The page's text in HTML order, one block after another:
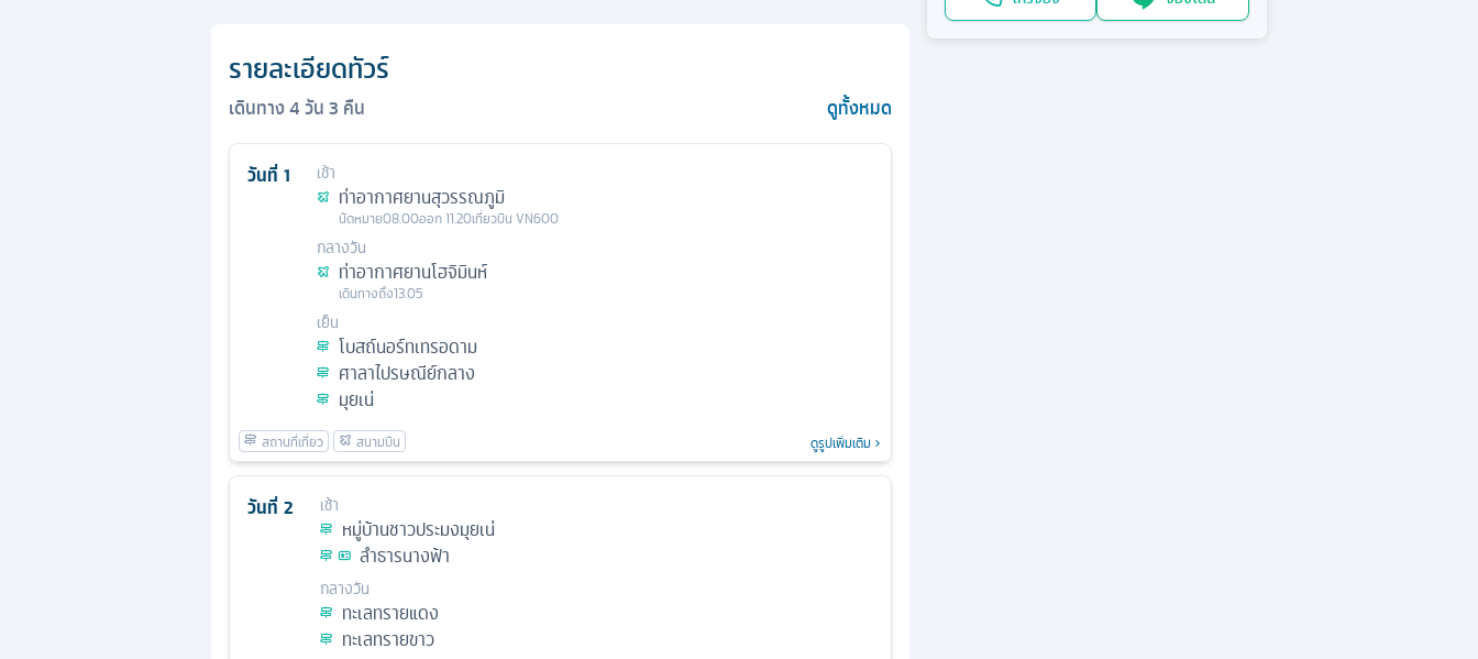
รายละเอียดทัวร์
เดินทาง4วัน3 คืน ดูทั้งหมด
วันที่ 1 เช้า
ท่าอากาศยานสุวรรณภูมิ
นัดหมาย08.00ออก11.20เที่ยวบิน VN600
กลางวัน
ท่าอากาศยานโฮจิมินห์
เดินทางถึง13.05
เย็น
โบสถ์นอร์ทเทรอดาม
ศาลาไปรษณีย์กลาง
มุยเน่
ดูรูปเพิ่มเติม
วันที่ 2 เช้า
หมู่บ้านชาวประมงมุยเน่
ลำธารนางฟ้า
กลางวัน
ทะเลทรายแดง
ทะเลทรายขาว